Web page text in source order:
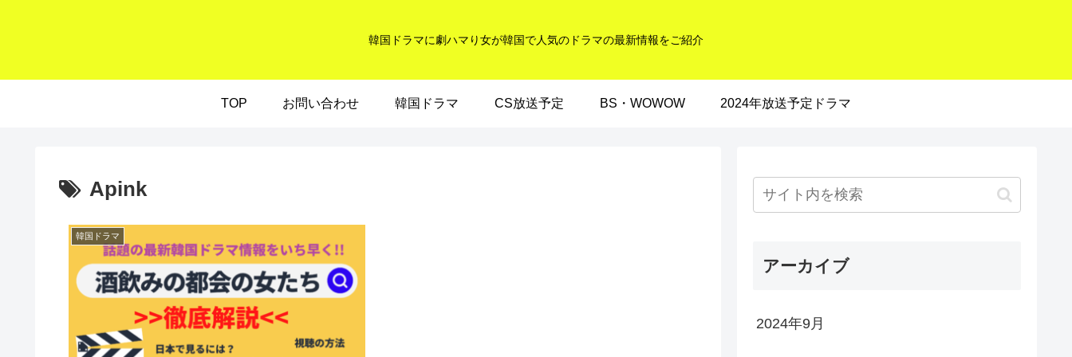
韓国ドラマに劇ハマり女が韓国で人気のドラマの最新情報をご紹介
TOP お問い合わせ 韓国ドラマ CS放送予定 BS・WOWOW 2024年放送予定ドラマ
Apink
韓国ドラマ
アーカイブ
2024年9月